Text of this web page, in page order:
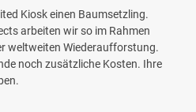
Kiosk einen Baumsetzling.
arbeiten wir so im Rahmen
weltweiten Wiederaufforstung.
noch zusätzliche Kosten. Ihre